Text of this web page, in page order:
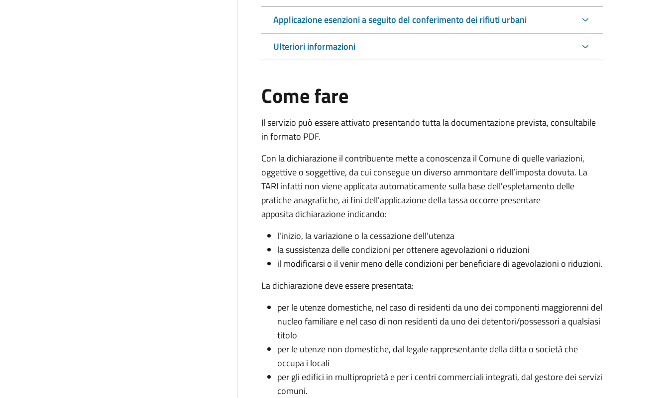
Applicazione esenzioni a seguito del conferimento dei rifiuti urbani
Ulteriori informazioni
Come fare
Il servizio può essere attivato presentando tutta la documentazione prevista, consultabile
in formato PDF.
Con la dichiarazione il contribuente mette a conoscenza il Comune di quelle variazioni,
oggettive o soggettive, da cui consegue un diverso ammontare dell’imposta dovuta. La
TARI infatti non viene applicata automaticamente sulla base dell'espletamento delle
pratiche anagrafiche, ai fini dell'applicazione della tassa occorre presentare
apposita dichiarazione indicando:
l'inizio, la variazione o la cessazione dell’utenza
la sussistenza delle condizioni per ottenere agevolazioni o riduzioni
il modificarsi o il venir meno delle condizioni per beneficiare di agevolazioni o riduzioni.
La dichiarazione deve essere presentata:
per le utenze domestiche, nel caso di residenti da uno dei componenti maggiorenni del
nucleo familiare e nel caso di non residenti da uno dei detentori/possessori a qualsiasi
titolo
per le utenze non domestiche, dal legale rappresentante della ditta o società che
occupa i locali
per gli edifici in multiproprietà e per i centri commerciali integrati, dal gestore dei servizi
comuni.